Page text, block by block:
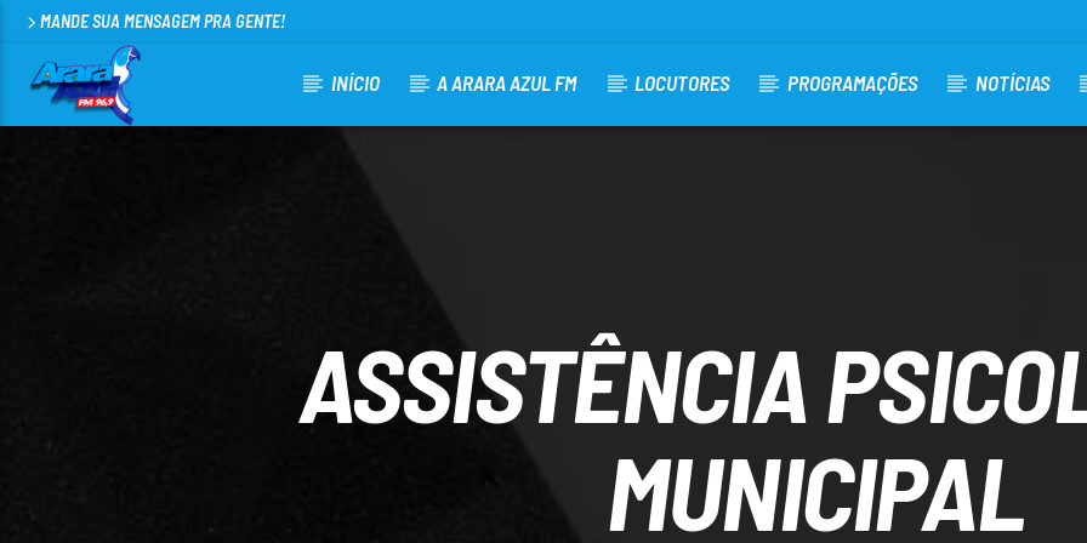
MANDE SUA MENSAGEM PRA GENTE!
INÍCIO A ARARA AZUL FM LOCUTORES PROGRAMAÇÕES NOTÍCIAS
ASSISTÊNCIA
MUNICIPAL